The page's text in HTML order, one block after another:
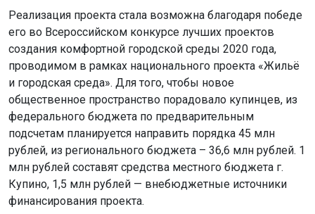
Реализация проекта стала возможна благодаря победе
его во Всероссийском конкурсе лучших проектов
создания комфортной городской среды 2020 года,
проводимом в рамках национального проекта «Жильё
и городская среда». Для того, чтобы новое
общественное пространство порадовало купинцев, из
федерального бюджета по предварительным
подсчетам планируется направить порядка 45 млн
рублей, из регионального бюджета – 36,6 млн рублей. 1
млн рублей составят средства местного бюджета г.
Купино, 1,5 млн рублей — внебюджетные источники
финансирования проекта.